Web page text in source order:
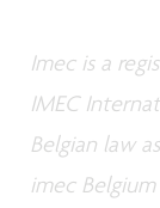
Imec is a
IMEC
Belgian law
imec